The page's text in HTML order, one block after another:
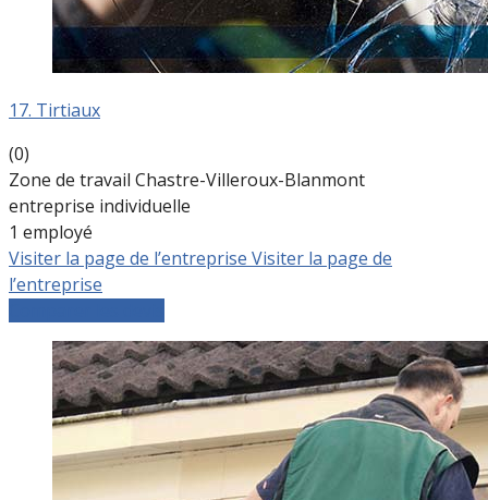
17. Tirtiaux
(0)
Zone de travail Chastre-Villeroux-Blanmont
entreprise individuelle
1 employé
Visiter la page de l’entreprise Visiter la page de
l’entreprise